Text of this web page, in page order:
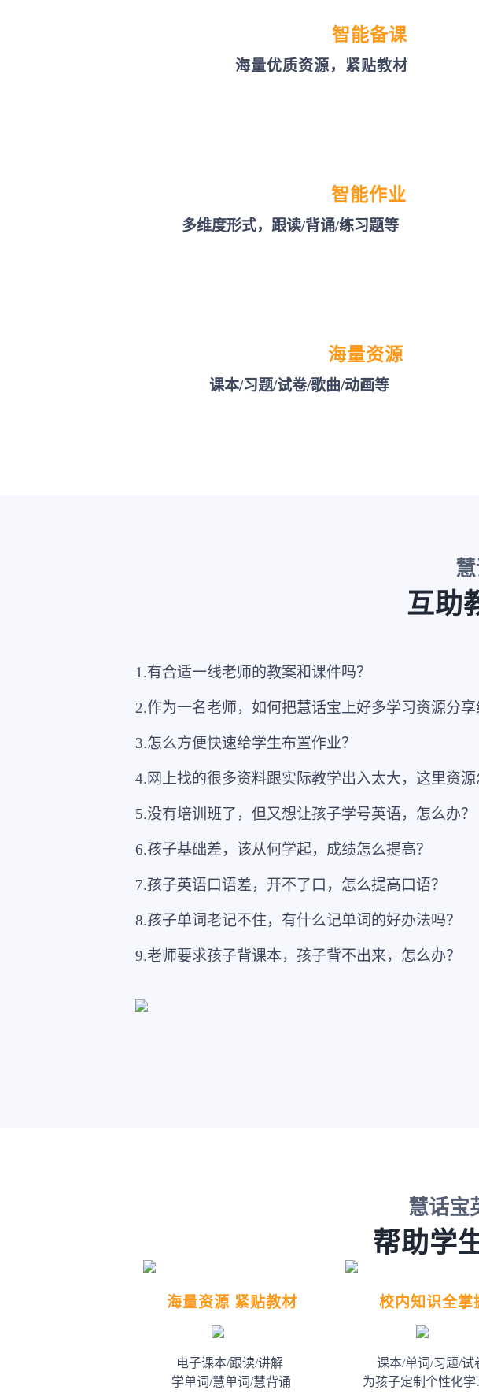
智能备课
海量优质资源，紧贴教材
智能作业
多维度形式，跟读/背诵/练习题等
海量资源
课本/习题/试卷/歌曲/动画等
互助
1.有合适一线老师的教案和课件吗？
2.作为一名老师，如何把慧话宝上好多学习资源分享
3.怎么方便快速给学生布置作业？
4.网上找的很多资料跟实际教学出入太大，这里资源
5.没有培训班了，但又想让孩子学号英语，怎么办？
6.孩子基础差，该从何学起，成绩怎么提高？
7.孩子英语口语差，开不了口，怎么提高口语？
8.孩子单词老记不住，有什么记单词的好办法吗？
9.老师要求孩子背课本，孩子背不出来，怎么办？
慧话宝
帮助学
海量资源 紧贴教材
电子课本/跟读/讲解
学单词/慧单词/慧背诵
校内知识全掌
课本/单词/习题/试
为孩子定制个性化学